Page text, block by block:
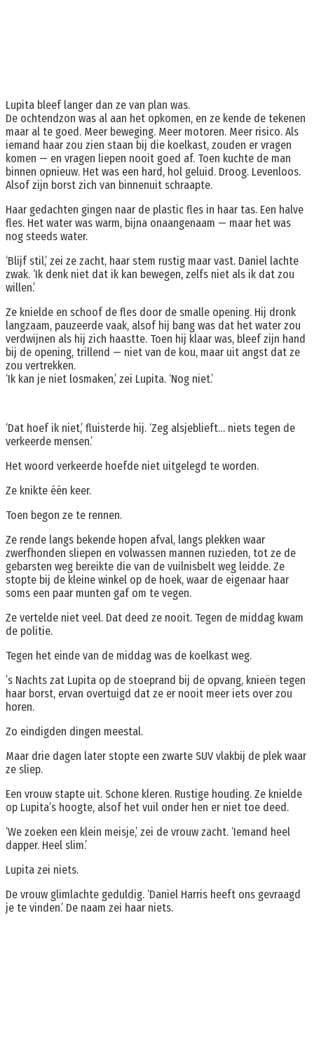
Lupita bleef langer dan ze van plan was.
De ochtendzon was al aan het opkomen, en ze kende de tekenen
maar al te goed. Meer beweging. Meer motoren. Meer risico. Als
iemand haar zou zien staan bij die koelkast, zouden er vragen
komen — en vragen liepen nooit goed af. Toen kuchte de man
binnen opnieuw. Het was een hard, hol geluid. Droog. Levenloos.
Alsof zijn borst zich van binnenuit schraapte.
Haar gedachten gingen naar de plastic fles in haar tas. Een halve
fles. Het water was warm, bijna onaangenaam — maar het was
nog steeds water.
‘Blijf stil,’ zei ze zacht, haar stem rustig maar vast. Daniel lachte
zwak. ‘Ik denk niet dat ik kan bewegen, zelfs niet als ik dat zou
willen.’
Ze knielde en schoof de fles door de smalle opening. Hij dronk
langzaam, pauzeerde vaak, alsof hij bang was dat het water zou
verdwijnen als hij zich haastte. Toen hij klaar was, bleef zijn hand
bij de opening, trillend — niet van de kou, maar uit angst dat ze
zou vertrekken.
‘Ik kan je niet losmaken,’ zei Lupita. ‘Nog niet.’
‘Dat hoef ik niet,’ fluisterde hij. ‘Zeg alsjeblieft… niets tegen de
verkeerde mensen.’
Het woord verkeerde hoefde niet uitgelegd te worden.
Ze knikte één keer.
Toen begon ze te rennen.
Ze rende langs bekende hopen afval, langs plekken waar
zwerfhonden sliepen en volwassen mannen ruzieden, tot ze de
gebarsten weg bereikte die van de vuilnisbelt weg leidde. Ze
stopte bij de kleine winkel op de hoek, waar de eigenaar haar
soms een paar munten gaf om te vegen.
Ze vertelde niet veel. Dat deed ze nooit. Tegen de middag kwam
de politie.
Tegen het einde van de middag was de koelkast weg.
’s Nachts zat Lupita op de stoeprand bij de opvang, knieën tegen
haar borst, ervan overtuigd dat ze er nooit meer iets over zou
horen.
Zo eindigden dingen meestal.
Maar drie dagen later stopte een zwarte SUV vlakbij de plek waar
ze sliep.
Een vrouw stapte uit. Schone kleren. Rustige houding. Ze knielde
op Lupita’s hoogte, alsof het vuil onder hen er niet toe deed.
‘We zoeken een klein meisje,’ zei de vrouw zacht. ‘Iemand heel
dapper. Heel slim.’
Lupita zei niets.
De vrouw glimlachte geduldig. ‘Daniel Harris heeft ons gevraagd
je te vinden.’ De naam zei haar niets.